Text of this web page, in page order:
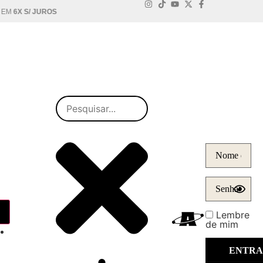
Lembre
de mim